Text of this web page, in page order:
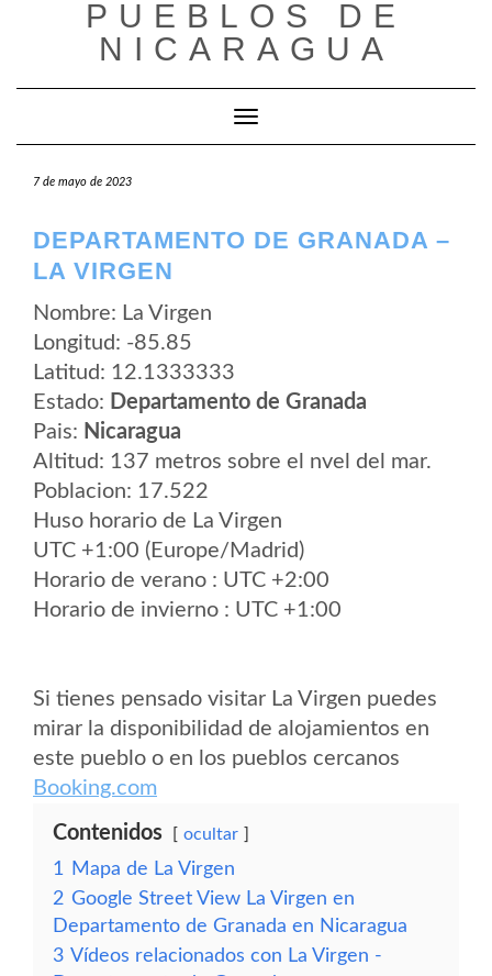
PUEBLOS DE
NICARAGUA
Cambiar modo de navegación
7 de mayo de 2023
DEPARTAMENTO DE GRANADA –
LA VIRGEN
Nombre: La Virgen
Longitud: -85.85
Latitud: 12.1333333
Estado: Departamento de Granada
Pais: Nicaragua
Altitud: 137 metros sobre el nvel del mar.
Poblacion: 17.522
Huso horario de La Virgen
UTC +1:00 (Europe/Madrid)
Horario de verano : UTC +2:00
Horario de invierno : UTC +1:00
Si tienes pensado visitar La Virgen puedes
mirar la disponibilidad de alojamientos en
este pueblo o en los pueblos cercanos
Booking.com
Contenidos ocultar
1
Mapa de La Virgen
2 Google Street View La Virgen en
Departamento de Granada en Nicaragua
3 Vídeos relacionados con La Virgen -